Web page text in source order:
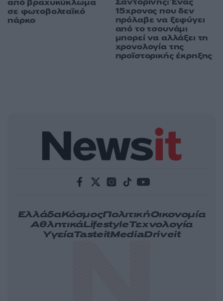
από βραχυκύκλωμα
σε φωτοβολταϊκό
πάρκο
15χρονος που δεν
πρόλαβε να ξεφύγει
από το τσουνάμι
μπορεί να αλλάξει τη
χρονολογία της
προϊστορικής έκρηξης
ΕλλάδαΚόσμοςΠολιτικήΟικονομία
ΑθλητικάLifestyleΤεχνολογία
ΥγείαTasteitMediaDriveit